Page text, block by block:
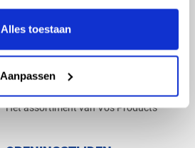
Alles toestaan
Aanpassen
PRODUCTCATALOGUS 2026
Het assortiment van Vos Products